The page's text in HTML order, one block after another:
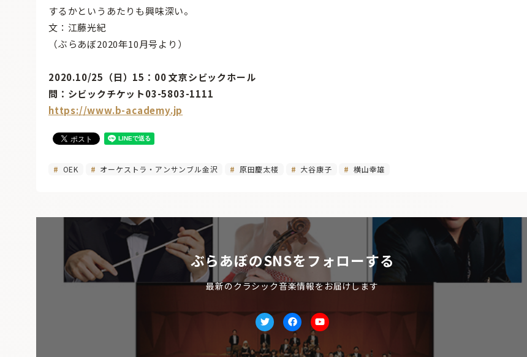
するかというあたりも興味深い。
文：江藤光紀
（ぶらあぼ2020年10月号より）
2020.10/25（日）15：00 文京シビックホール
問：シビックチケット03-5803-1111
https://www.b-academy.jp
OEK オーケストラ・アンサンブル金沢 原田慶太楼 大谷康子 横山幸雄
ぶらあぼのSNSをフォローする
最新のクラシック音楽情報をお届けします
TwitterfacebookYoutube